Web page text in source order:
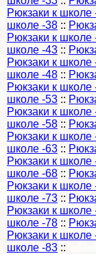
Рюкзаки к школе
школе -38 ::
Рюкзаки к школе
школе -43 ::
Рюкзаки к школе
школе -48 ::
Рюкзаки к школе
школе -53 ::
Рюкзаки к школе
школе -58 ::
Рюкзаки к школе
школе -63 ::
Рюкзаки к школе
школе -68 ::
Рюкзаки к школе
школе -73 ::
Рюкзаки к школе
школе -78 ::
Рюкзаки к школе
школе -83 ::